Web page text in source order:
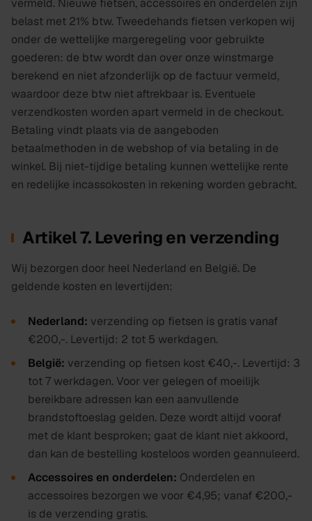
vermeld. Nieuwe fietsen, accessoires en onderdelen zijn
belast met 21% btw. Tweedehands fietsen verkopen wij
onder de wettelijke margeregeling voor gebruikte
goederen: de btw wordt dan over onze winstmarge
berekend en niet afzonderlijk op de factuur vermeld,
waardoor deze btw niet aftrekbaar is. Eventuele
verzendkosten worden apart vermeld in de checkout.
Betaling vindt plaats via de aangeboden
betaalmethoden in de webshop of via betaling in de
winkel. Bij niet-tijdige betaling kunnen wettelijke rente
en redelijke incassokosten in rekening worden gebracht.
Artikel 7. Levering en verzending
Wij bezorgen door heel Nederland en België. De
geldende kosten en levertijden:
Nederland: verzending op fietsen is gratis vanaf
€200,-. Levertijd: 2 tot 5 werkdagen.
België: verzending op fietsen kost €40,-. Levertijd: 3
tot 7 werkdagen. Voor ver gelegen of moeilijk
bereikbare adressen kan een aanvullende
brandstoftoeslag gelden. Deze wordt altijd vooraf
met de klant besproken; gaat de klant niet akkoord,
dan kan de bestelling kosteloos worden geannuleerd.
Accessoires en onderdelen: Onderdelen en
accessoires bezorgen we voor €4,95; vanaf €200,-
is de verzending gratis.